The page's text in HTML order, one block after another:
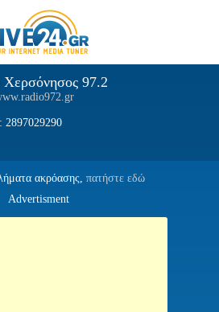
Χερσόνησος 97.2
2897029290
ακρόασης, πατήστε εδώ
Advertisment